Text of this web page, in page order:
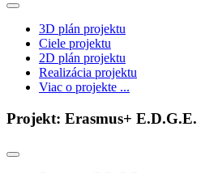
3D plán projektu
Ciele projektu
2D plán projektu
Realizácia projektu
Viac o projekte ...
Projekt: Erasmus+ E.D.G.E.